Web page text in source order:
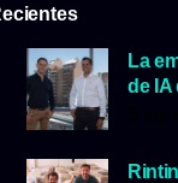
La
de IA